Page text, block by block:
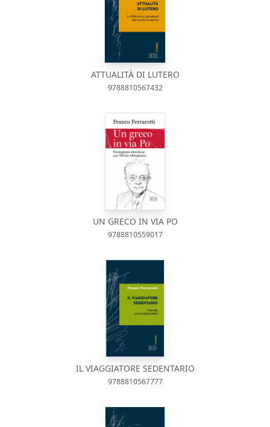
ATTUALITÀ DI LUTERO
9788810567432
UN GRECO IN VIA PO
9788810559017
IL VIAGGIATORE SEDENTARIO
9788810567777